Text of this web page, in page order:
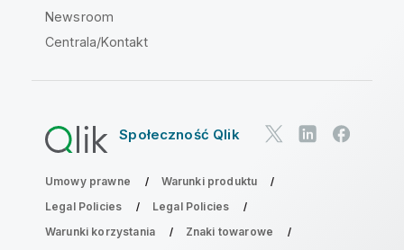
Newsroom
Centrala/Kontakt
Społeczność Qlik
Umowy prawne
Warunki produktu
Legal Policies
Legal Policies
Warunki korzystania
Znaki towarowe